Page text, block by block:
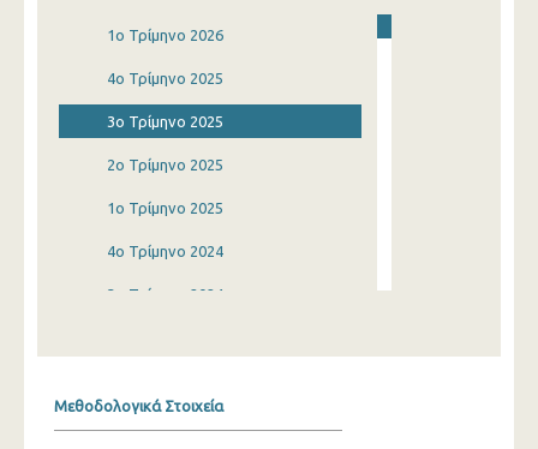
1o Τρίμηνο 2026
4o Τρίμηνο 2025
3o Τρίμηνο 2025
2o Τρίμηνο 2025
1o Τρίμηνο 2025
4o Τρίμηνο 2024
3o Τρίμηνο 2024
Μεθοδολογικά Στοιχεία